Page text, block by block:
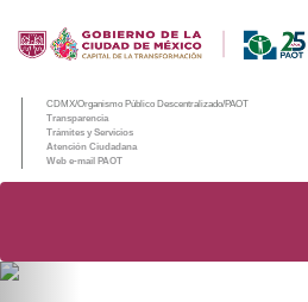
CDMX/Organismo Público Descentralizado/PAOT
Transparencia
Trámites y Servicios
Atención Ciudadana
Web e-mail PAOT